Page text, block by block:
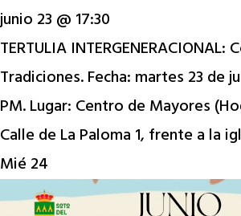
junio 23 @ 17:30
TERTULIA INTERGENERACIONAL:
Tradiciones. Fecha: martes 23 de
PM. Lugar: Centro de Mayores
Calle de La Paloma 1, frente a la
Mié 24